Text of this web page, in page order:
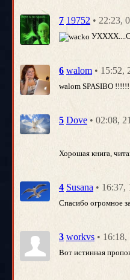
7 19752 • 22:23,
6 walom • 15:52,
walom SPASIBO
5 Dove • 02:08,
Хорошая книга,
4 Susana • 16:37,
Спасибо огромное
3 workvs •
Вот истинная